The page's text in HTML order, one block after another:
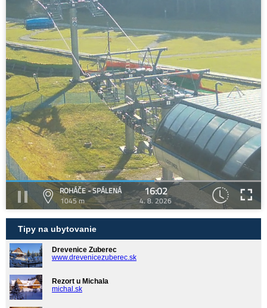
ROHÁČE - SPÁLENÁ
1045 m
16:02
4. 8. 2026
Tipy na ubytovanie
Drevenice Zuberec
www.drevenicezuberec.sk
Rezort u Michala
michal.sk